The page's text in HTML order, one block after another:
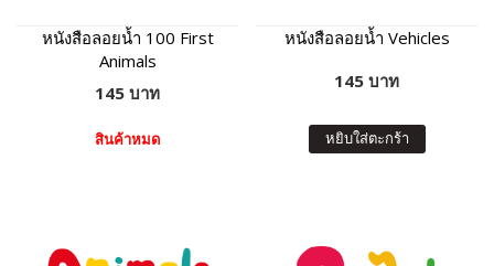
หนังสือลอยน้ำ 100 First
Animals
145 บาท
สินค้าหมด
หนังสือลอยน้ำ Vehicles
145 บาท
หยิบใส่ตะกร้า